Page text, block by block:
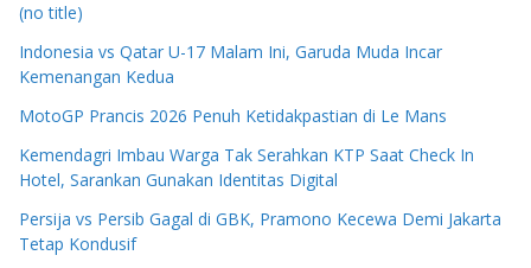
(no title)
Indonesia vs Qatar U-17 Malam Ini, Garuda Muda Incar
Kemenangan Kedua
MotoGP Prancis 2026 Penuh Ketidakpastian di Le Mans
Kemendagri Imbau Warga Tak Serahkan KTP Saat Check In
Hotel, Sarankan Gunakan Identitas Digital
Persija vs Persib Gagal di GBK, Pramono Kecewa Demi Jakarta
Tetap Kondusif